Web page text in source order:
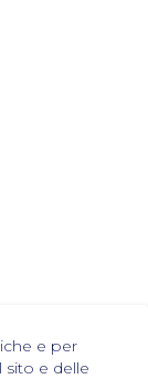
e per
sito e delle